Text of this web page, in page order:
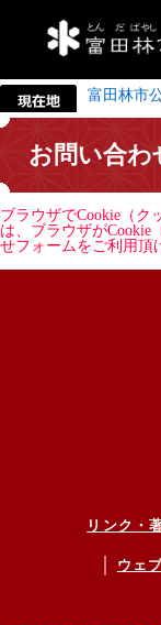
富田林市
お問い合わ
ブラウザでCookie（ク
は、ブラウザがCookie
せフォームをご利用頂
リンク・
ウェ